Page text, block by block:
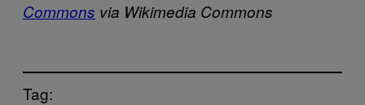
Commons via Wikimedia Commons
Tag: